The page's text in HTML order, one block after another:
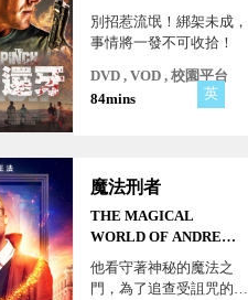
別招惹流氓！綁架未成，
事情將一發不可收拾！
DVD , VOD , 校園平台
84mins
英
魔法刑者
THE MAGICAL
WORLD OF ANDREW
BENNETT
他看守著神秘的魔法之
門，為了追查受詛咒的復